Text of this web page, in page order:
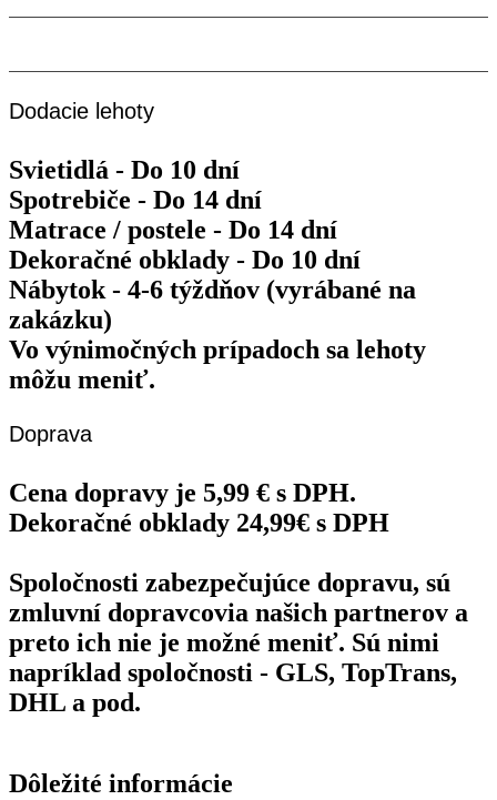
Dodacie lehoty
Svietidlá - Do 10 dní
Spotrebiče - Do 14 dní
Matrace / postele - Do 14 dní
Dekoračné obklady - Do 10 dní
Nábytok - 4-6 týždňov (vyrábané na
zakázku)
Vo výnimočných prípadoch sa lehoty
môžu meniť.
Doprava
Cena dopravy je 5,99 € s DPH.
Dekoračné obklady 24,99€ s DPH
Spoločnosti zabezpečujúce dopravu, sú
zmluvní dopravcovia našich partnerov a
preto ich nie je možné meniť. Sú nimi
napríklad spoločnosti - GLS, TopTrans,
DHL a pod.
Dôležité informácie